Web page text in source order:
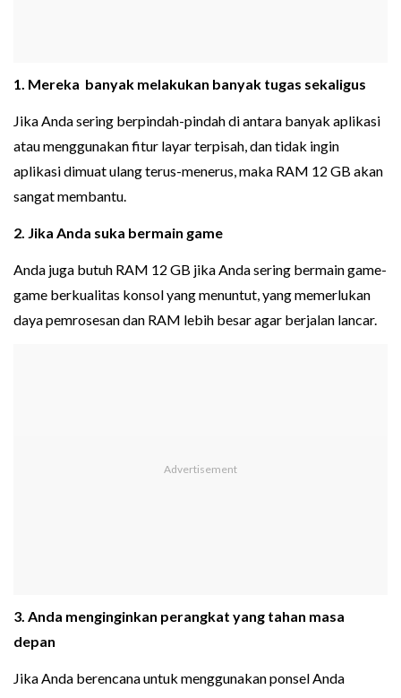
1. Mereka banyak melakukan banyak tugas sekaligus
Jika Anda sering berpindah-pindah di antara banyak aplikasi
atau menggunakan fitur layar terpisah, dan tidak ingin
aplikasi dimuat ulang terus-menerus, maka RAM 12 GB akan
sangat membantu.
2. Jika Anda suka bermain game
Anda juga butuh RAM 12 GB jika Anda sering bermain game-
game berkualitas konsol yang menuntut, yang memerlukan
daya pemrosesan dan RAM lebih besar agar berjalan lancar.
3. Anda menginginkan perangkat yang tahan masa
depan
Jika Anda berencana untuk menggunakan ponsel Anda